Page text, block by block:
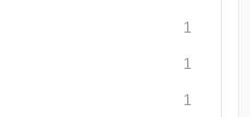
1
1
1